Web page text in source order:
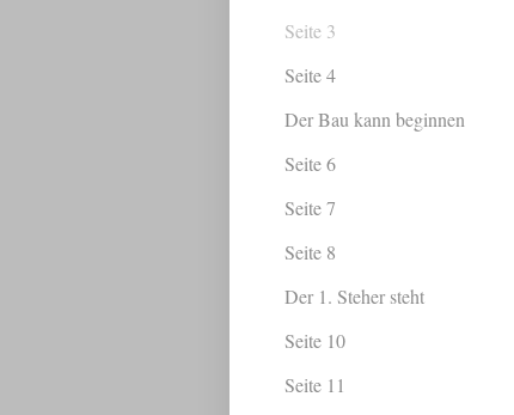
Seite 3
Seite 4
Der Bau kann beginnen
Seite 6
Seite 7
Seite 8
Der 1. Steher steht
Seite 10
Seite 11